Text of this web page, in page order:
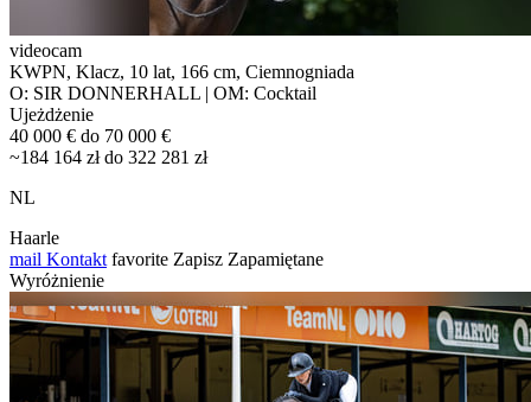
videocam
KWPN, Klacz, 10 lat, 166 cm, Ciemnogniada
O: SIR DONNERHALL | OM: Cocktail
Ujeżdżenie
40 000 € do 70 000 €
~184 164 zł do 322 281 zł
NL
Haarle
mail Kontakt favorite Zapisz Zapamiętane
Wyróżnienie